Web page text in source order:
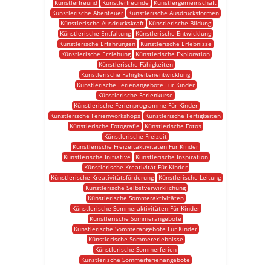
Künstlerfreund
Künstlerfreunde
Künstlergemeinschaft
Künstlerische Abenteuer
Künstlerische Ausdrucksformen
Künstlerische Ausdruckskraft
Künstlerische Bildung
Künstlerische Entfaltung
Künstlerische Entwicklung
Künstlerische Erfahrungen
Künstlerische Erlebnisse
Künstlerische Erziehung
Künstlerische Exploration
Künstlerische Fähigkeiten
Künstlerische Fähigkeitenentwicklung
Künstlerische Ferienangebote Für Kinder
Künstlerische Ferienkurse
Künstlerische Ferienprogramme Für Kinder
Künstlerische Ferienworkshops
Künstlerische Fertigkeiten
Künstlerische Fotografie
Künstlerische Fotos
Künstlerische Freizeit
Künstlerische Freizeitaktivitäten Für Kinder
Künstlerische Initiative
Künstlerische Inspiration
Künstlerische Kreativität Für Kinder
Künstlerische Kreativitätsförderung
Künstlerische Leitung
Künstlerische Selbstverwirklichung
Künstlerische Sommeraktivitäten
Künstlerische Sommeraktivitäten Für Kinder
Künstlerische Sommerangebote
Künstlerische Sommerangebote Für Kinder
Künstlerische Sommererlebnisse
Künstlerische Sommerferien
Künstlerische Sommerferienangebote